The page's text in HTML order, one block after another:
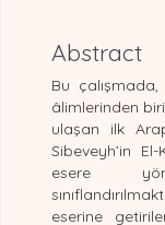
Abstract
Bu
âlimlerinden
ulaşan ilk
Sibeveyh’in
esere
eserine